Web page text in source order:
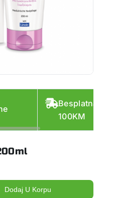
Besplatna
100KM
Dodaj U Korpu